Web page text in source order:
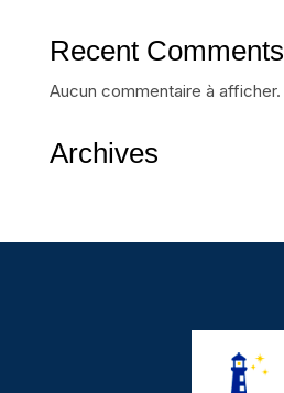
Recent Comments
Aucun commentaire à afficher.
Archives